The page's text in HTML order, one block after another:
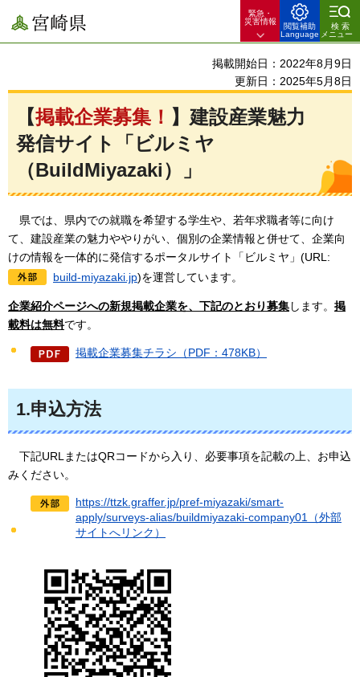
宮崎県
緊急・
災害情報
閲覧補助
Language
検索
メニュー
掲載開始日：2022年8月9日
更新日：2025年5月8日
【掲載企業募集！ 】建設産業魅力
発信サイト「ビルミヤ
（BuildMiyazaki）」
県では 、県内での就職を希望する学生や、若年求職者等に向け
て、建設産業の魅力ややりがい、個別の企業情報と併せて、企業向
けの情報を一体的に発信するポータルサイト「ビルミヤ」(URL:
build-miyazaki.jp)を運営しています。
企業紹介ページへの新規掲載企業を、下記のとおり募集します。 掲
載料は無料です。
掲載企業募集チラシ（PDF：478KB）
1.申込方法
下記URLまたはQRコードから入り
、必要事項を記載の上、お申込
みください。
https://ttzk.graffer.jp/pref-miyazaki/smart-
apply/surveys-alias/buildmiyazaki-company01（外部
サイトへリンク）